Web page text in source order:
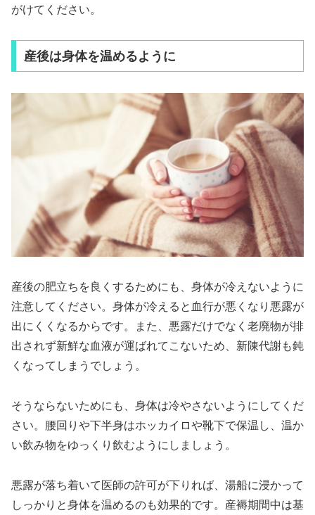
がけてください。
産後は身体を温めるように
産後の肥立ちを良くするためにも、身体が冷えないように
注意してください。身体が冷えると血行が悪くなり悪露が
出にくくなるからです。また、悪露だけでなく老廃物が排
出されず新鮮な血液が運ばれてこないため、新陳代謝も鈍
くなってしまうでしょう。
そうならないためにも、身体は冷やさないようにしてくだ
さい。腰回りや下半身はホッカイロや靴下で保温し、温か
い飲み物をゆっくり飲むようにしましょう。
悪露が落ち着いて医師の許可が下りれば、湯船に浸かって
しっかりと身体を温めるのも効果的です。産褥期間中は基